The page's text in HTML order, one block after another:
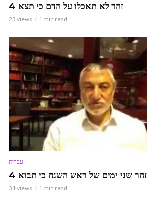
זהר לא תאכלו על הדם כי תצא 4
23 views 1 min read
עברית
זהר שני ימים של ראש השנה כי תבוא 4
31 views 1 min read